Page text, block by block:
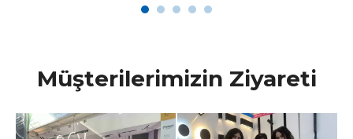
Müşterilerimizin Ziyareti